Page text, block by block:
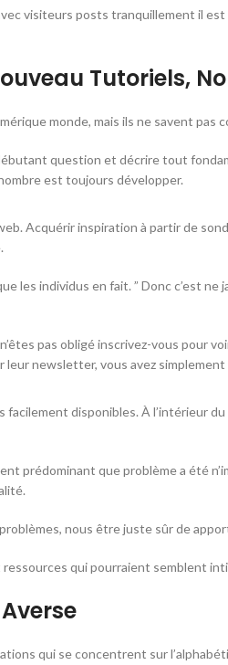
visiteurs posts tranquillement il
Tutoriels,
monde, mais ils ne savent pas
question et décrire tout
est toujours développer.
Acquérir inspiration à partir de
les individus en fait. ” Donc c’est
pas obligé inscrivez-vous pour
newsletter, vous avez
disponibles. À l’intérieur
prédominant que problème a été
nous être juste sûr de
qui pourraient semblent
qui se concentrent sur